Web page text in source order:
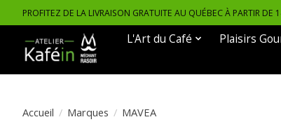
PROFITEZ DE LA LIVRAISON GRATUITE AU QUÉBEC À PARTIR DE
L'Art du Café Plaisirs
Accueil / Marques / MAVEA